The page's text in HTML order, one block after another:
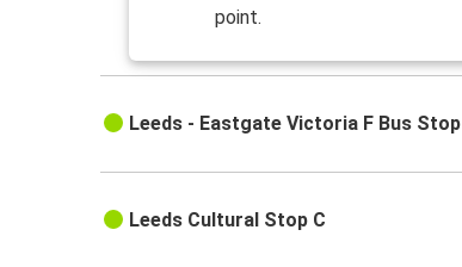
point.
Leeds - Eastgate Victoria F Bus Stop
Leeds Cultural Stop C